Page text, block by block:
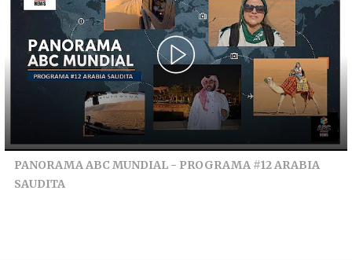
PANORAMA ABC MUNDIAL - PROGRAMA #12 ARABIA
SAUDITA